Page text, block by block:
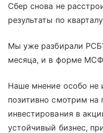
Сбер снова не
результаты по
Мы уже разбирали
месяца, и в форме
Наше мнение особо не
позитивно смотрим на
инвестирования в
устойчивый бизнес,